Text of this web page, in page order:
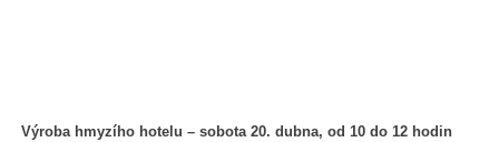
Výroba hmyzího hotelu – sobota 20. dubna, od 10 do 12 hodin